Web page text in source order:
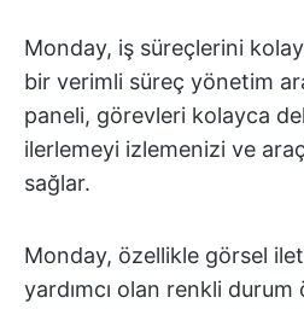
Monday, iş süreçlerini
bir verimli süreç yönetim
paneli, görevleri kolayca
ilerlemeyi izlemenizi ve
sağlar.
Monday, özellikle görsel
yardımcı olan renkli durum